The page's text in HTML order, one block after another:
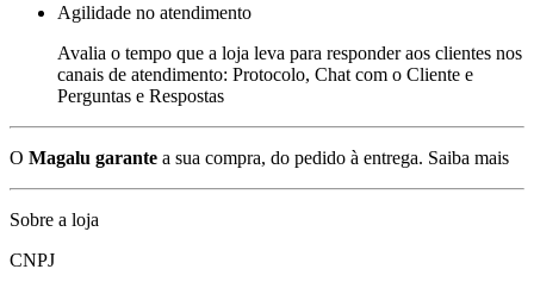
Agilidade no atendimento
Avalia o tempo que a loja leva para responder aos clientes nos
canais de atendimento: Protocolo, Chat com o Cliente e
Perguntas e Respostas
O Magalu garante a sua compra, do pedido à entrega. Saiba mais
Sobre a loja
CNPJ